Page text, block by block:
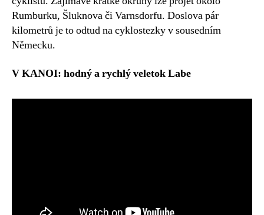
Rumburku, Šluknova či Varnsdorfu. Doslova pár
kilometrů je to odtud na cyklostezky v sousedním
Německu.
V KANOI: hodný a rychlý veletok Labe